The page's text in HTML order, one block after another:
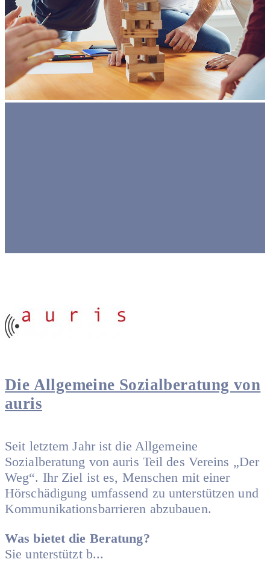
Die Allgemeine Sozialberatung von
auris
Seit letztem Jahr ist die Allgemeine
Sozialberatung von auris Teil des Vereins „Der
Weg“. Ihr Ziel ist es, Menschen mit einer
Hörschädigung umfassend zu unterstützen und
Kommunikationsbarrieren abzubauen.
Was bietet die Beratung?
Sie unterstützt b...